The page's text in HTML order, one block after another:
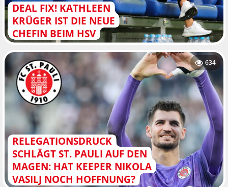
DEAL FIX! KATHLEEN
KRÜGER IST DIE NEUE
CHEFIN BEIM HSV
RELEGATIONSDRUCK
SCHLÄGT ST. PAULI AUF DEN
MAGEN: HAT KEEPER NIKOLA
VASILJ NOCH HOFFNUNG?
634